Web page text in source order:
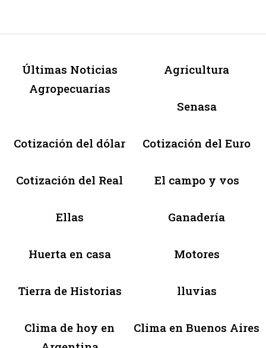
Últimas Noticias
Agropecuarias
Agricultura
Senasa
Cotización del dólar Cotización del Euro
Cotización del Real El campo y vos
Ellas Ganadería
Huerta en casa Motores
Tierra de Historias lluvias
Clima de hoy en
Clima en Buenos Aires